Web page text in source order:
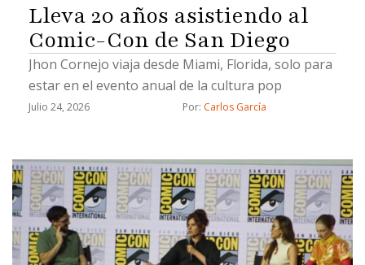
Lleva 20 años asistiendo al
Comic-Con de San Diego
Jhon Cornejo viaja desde Miami, Florida, solo para
estar en el evento anual de la cultura pop
Julio 24, 2026 Por: Carlos García